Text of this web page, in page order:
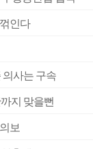
인다
의사는 구속
지 맞을뻔
보